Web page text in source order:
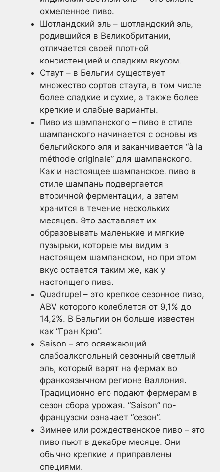
охмеленное пиво.
Шотландский эль – шотландский эль,
родившийся в Великобритании,
отличается своей плотной
консистенцией и сладким вкусом.
Стаут – в Бельгии существует
множество сортов стаута, в том числе
более сладкие и сухие, а также более
крепкие и слабые варианты.
Пиво из шампанского – пиво в стиле
шампанского начинается с основы из
бельгийского эля и заканчивается “à la
méthode originale” для шампанского.
Как и настоящее шампанское, пиво в
стиле шампань подвергается
вторичной ферментации, а затем
хранится в течение нескольких
месяцев. Это заставляет их
образовывать маленькие и мягкие
пузырьки, которые мы видим в
настоящем шампанском, но при этом
вкус остается таким же, как у
настоящего пива.
Quadrupel – это крепкое сезонное пиво,
ABV которого колеблется от 9,1% до
14,2%. В Бельгии он больше известен
как “Гран Крю”.
Saison – это освежающий
слабоалкогольный сезонный светлый
эль, который варят на фермах во
франкоязычном регионе Валлония.
Традиционно его подают фермерам в
сезон сбора урожая. “Saison” по-
французски означает “сезон”.
Зимнее или рождественское пиво – это
пиво пьют в декабре месяце. Они
обычно крепкие и приправлены
специями.